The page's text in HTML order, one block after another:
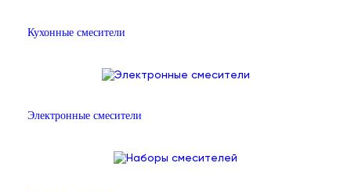
Кухонные смесители
Электронные смесители